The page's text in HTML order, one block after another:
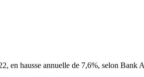
en hausse annuelle de 7,6%, selon